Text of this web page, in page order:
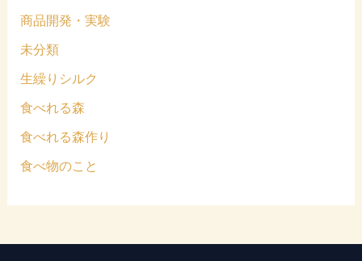
商品開発・実験
未分類
生繰りシルク
食べれる森
食べれる森作り
食べ物のこと